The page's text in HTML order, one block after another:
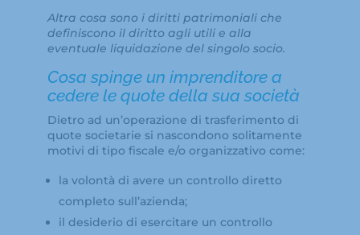
Altra cosa sono i diritti patrimoniali che
definiscono il diritto agli utili e alla
eventuale liquidazione del singolo socio.
Cosa spinge un imprenditore a
cedere le quote della sua società
Dietro ad un’operazione di trasferimento di
quote societarie si nascondono solitamente
motivi di tipo fiscale e/o organizzativo come:
la volontà di avere un controllo diretto
completo sull’azienda;
il desiderio di esercitare un controllo